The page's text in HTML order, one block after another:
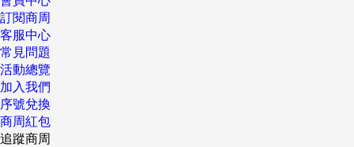
訂閱商周
客服中心
常見問題
活動總覽
加入我們
序號兌換
商周紅包
追蹤商周